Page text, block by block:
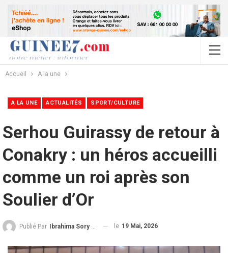
Accueil A la une
A LA UNE ACTUALITÉS SPORT/CULTURE
Serhou Guirassy de retour à
Conakry : un héros accueilli
comme un roi après son
Soulier d’Or
Publié Par Ibrahima Sory Diallo le 19 Mai, 2026